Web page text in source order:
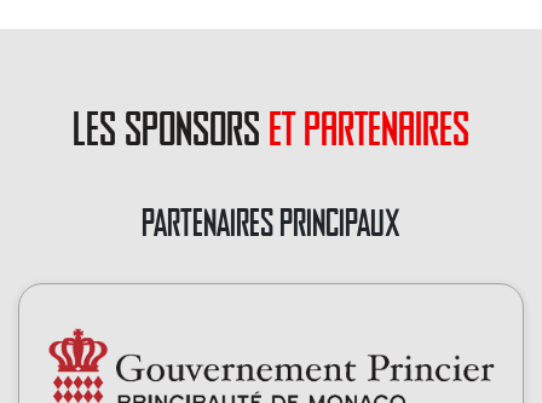
les sponsors et partenaires
PARTENAIRES PRINCIPAUX